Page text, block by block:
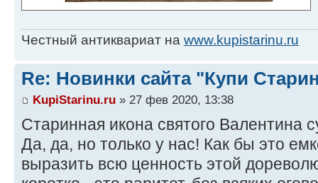
Честный антиквариат на www.kupistarinu.ru
Re: Новинки сайта "Купи
KupiStarinu.ru » 27 фев 2020, 13:38
Старинная икона святого Валентина
Да, да, но только у нас! Как бы это
выразить всю ценность этой